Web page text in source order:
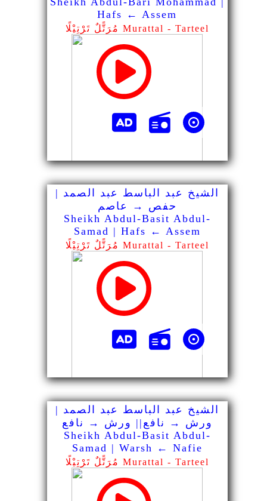
Hafs ← Assem
مُرَتًّلٌ تَرْتِيْلًا Murattal - Tarteel
الشيخ عبد الباسط عبد الصمد |
حفص → عاصم
Sheikh Abdul-Basit Abdul-
Samad | Hafs ← Assem
مُرَتًّلٌ تَرْتِيْلًا Murattal - Tarteel
الشيخ عبد الباسط عبد الصمد |
ورش → نافع|| ورش → نافع
Sheikh Abdul-Basit Abdul-
Samad | Warsh ← Nafie
مُرَتًّلٌ تَرْتِيْلًا Murattal - Tarteel